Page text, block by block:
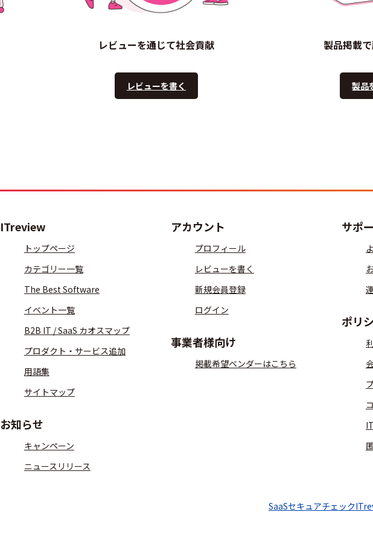
レビューを通じて社会貢献
レビューを書く
製品掲載
製品
ITreview
トップページ
カテゴリー一覧
The Best Software
イベント一覧
B2B IT / SaaS カオスマップ
プロダクト・サービス追加
用語集
サイトマップ
お知らせ
キャンペーン
ニュースリリース
アカウント
プロフィール
レビューを書く
新規会員登録
ログイン
事業者様向け
掲載希望ベンダーはこちら
サポ
ポリ
SaaSセキュアチェック